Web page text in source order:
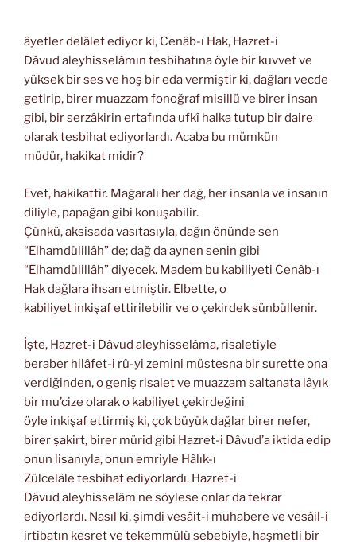
âyetler delâlet ediyor ki, Cenâb-ı Hak, Hazret-i
Dâvud aleyhisselâmın tesbihatına öyle bir kuvvet ve
yüksek bir ses ve hoş bir eda vermiştir ki, dağları vecde
getirip, birer muazzam fonoğraf misillü ve birer insan
gibi, bir serzâkirin ertafında ufkî halka tutup bir daire
olarak tesbihat ediyorlardı. Acaba bu mümkün
müdür, hakikat midir?
Evet, hakikattir. Mağaralı her dağ, her insanla ve insanın
diliyle, papağan gibi konuşabilir.
Çünkü, aksisada vasıtasıyla, dağın önünde sen
“Elhamdülillâh” de; dağ da aynen senin gibi
“Elhamdülillâh” diyecek. Madem bu kabiliyeti Cenâb-ı
Hak dağlara ihsan etmiştir. Elbette, o
kabiliyet inkişaf ettirilebilir ve o çekirdek sünbüllenir.
İşte, Hazret-i Dâvud aleyhisselâma, risaletiyle
beraber hilâfet-i rû-yi zemini müstesna bir surette ona
verdiğinden, o geniş risalet ve muazzam saltanata lâyık
bir mu’cize olarak o kabiliyet çekirdeğini
öyle inkişaf ettirmiş ki, çok büyük dağlar birer nefer,
birer şakirt, birer mürid gibi Hazret-i Dâvud’a iktida edip
onun lisanıyla, onun emriyle Hâlık-ı
Zülcelâle tesbihat ediyorlardı. Hazret-i
Dâvud aleyhisselâm ne söylese onlar da tekrar
ediyorlardı. Nasıl ki, şimdi vesâit-i muhabere ve vesâil-i
irtibatın kesret ve tekemmülü sebebiyle, haşmetli bir